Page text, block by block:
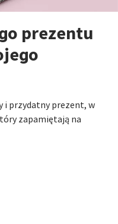
prezentu
i przydatny prezent, w
zapamiętają na